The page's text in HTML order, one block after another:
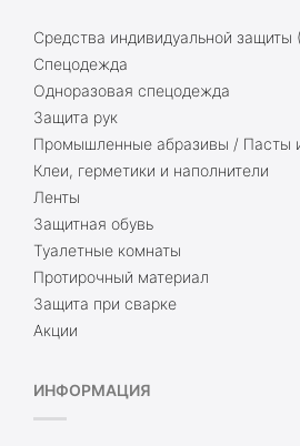
Средства индивидуальной
Спецодежда
Одноразовая спецодежда
Защита рук
Промышленные абразивы / Пасты
Клеи, герметики и наполнители
Ленты
Защитная обувь
Туалетные комнаты
Протирочный материал
Защита при сварке
Акции
ИНФОРМАЦИЯ